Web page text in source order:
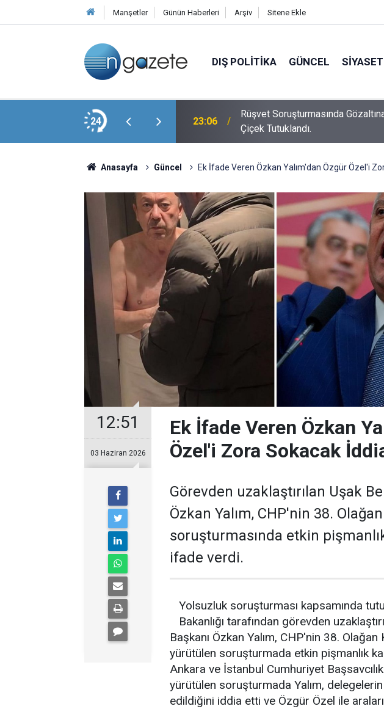
Manşetler Günün Haberleri Arşiv Sitene Ekle
DIŞ POLITIKA GÜNCEL SIYASET
24
Salim Güran Cezaevinden Mektup
23:06
Rüşvet Soruşturmasında
Çiçek Tutuklandı.
Anasayfa Güncel Ek İfade Veren Özkan Yalım'dan Özgür Özel'i
12:51
03 Haziran 2026
Ek İfade Veren Özkan
Özel'i Zora Sokacak
Görevden uzaklaştırılan Uşak
Özkan Yalım, CHP'nin 38.
soruşturmasında etkin
ifade verdi.
Yolsuzluk soruşturması kapsamında
Bakanlığı tarafından görevden
Başkanı Özkan Yalım, CHP'nin 38. Olağan
yürütülen soruşturmada etkin pişmanlık
Ankara ve İstanbul Cumhuriyet
yürütülen soruşturmada Yalım,
edildiğini iddia etti ve Özgür Özel ile